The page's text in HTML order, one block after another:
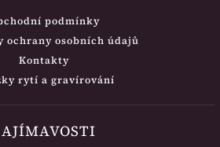
podmínky
ochrany osobních údajů
Kontakty
rytí a gravírování